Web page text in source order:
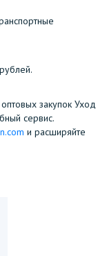
закупок Уход
сервис.
и расширяйте